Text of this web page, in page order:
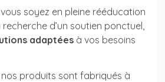
soyez en pleine rééducation
d’un soutien ponctuel,
adaptées à vos besoins
nos produits sont fabriqués à